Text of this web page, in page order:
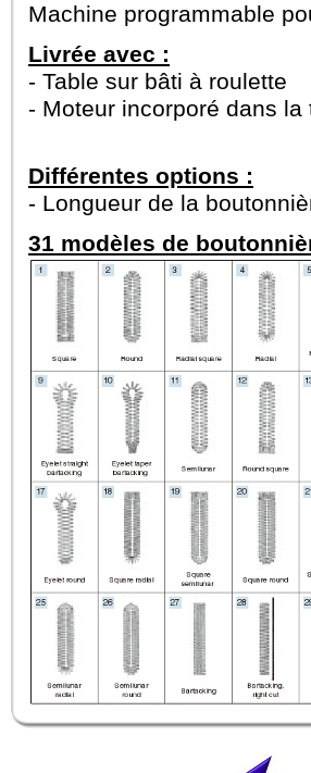
Machine programmable
Livrée avec :
- Table sur bâti à roulette
- Moteur incorporé dans la
Différentes options :
- Longueur de la
31 modèles de